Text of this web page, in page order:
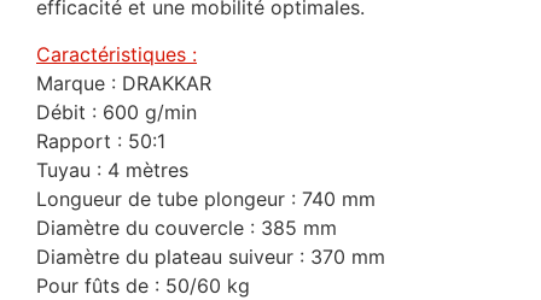
efficacité et une mobilité optimales.
Caractéristiques :
Marque : DRAKKAR
Débit : 600 g/min
Rapport : 50:1
Tuyau : 4 mètres
Longueur de tube plongeur : 740 mm
Diamètre du couvercle : 385 mm
Diamètre du plateau suiveur : 370 mm
Pour fûts de : 50/60 kg